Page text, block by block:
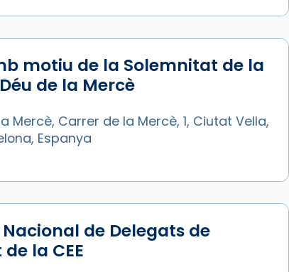
motiu de la Solemnitat de la
de la Mercè
Mercè, Carrer de la Mercè, 1, Ciutat Vella,
Espanya
de Delegats de
la CEE